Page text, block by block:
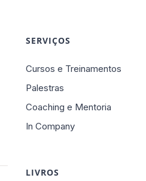
SERVIÇOS
Cursos e Treinamentos
Palestras
Coaching e Mentoria
In Company
LIVROS